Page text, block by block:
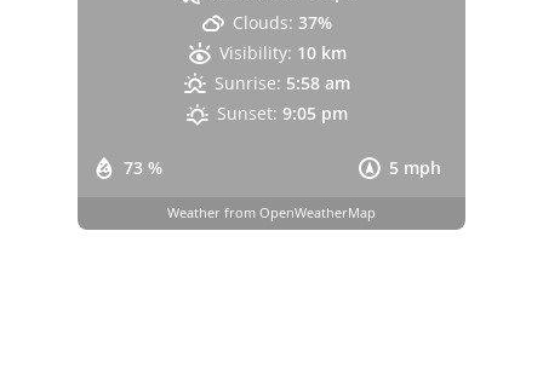
73 % 5 mph
Clouds: 37%
Visibility: 10 km
Sunrise: 5:58 am
Sunset: 9:05 pm
Weather from OpenWeatherMap